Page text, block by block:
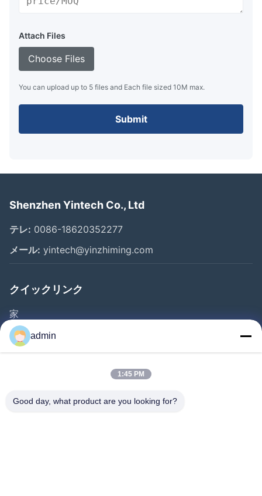
Attach Files
Choose Files
You can upload up to 5 files and Each file sized 10M max.
Submit
Shenzhen Yintech Co., Ltd
テレ: 0086-18620352277
メール: yintech@yinzhiming.com
クイックリンク
家
プロダクト
ビデオ
工場旅行
admin
1:45 PM
Good day, what product are you looking for?